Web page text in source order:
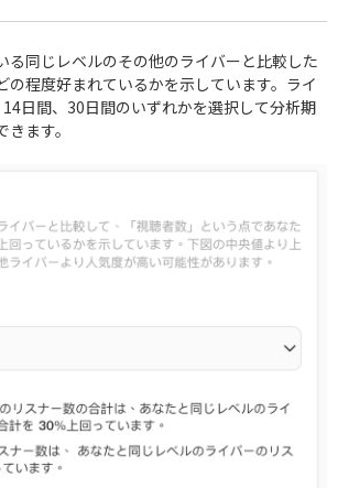
る同じレベルのその他のライバーと比較した
の程度好まれているかを示しています。ライ
日間、30日間のいずれかを選択して分析期
ます。